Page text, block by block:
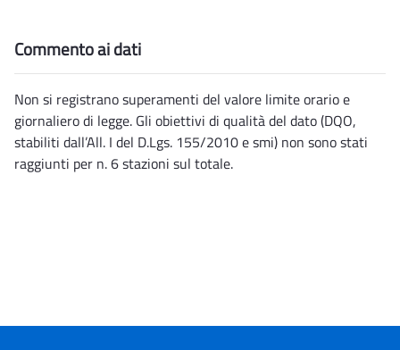
Commento ai dati
Non si registrano superamenti del valore limite orario e
giornaliero di legge. Gli obiettivi di qualità del dato (DQO,
stabiliti dall’All. I del D.Lgs. 155/2010 e smi) non sono stati
raggiunti per n. 6 stazioni sul totale.